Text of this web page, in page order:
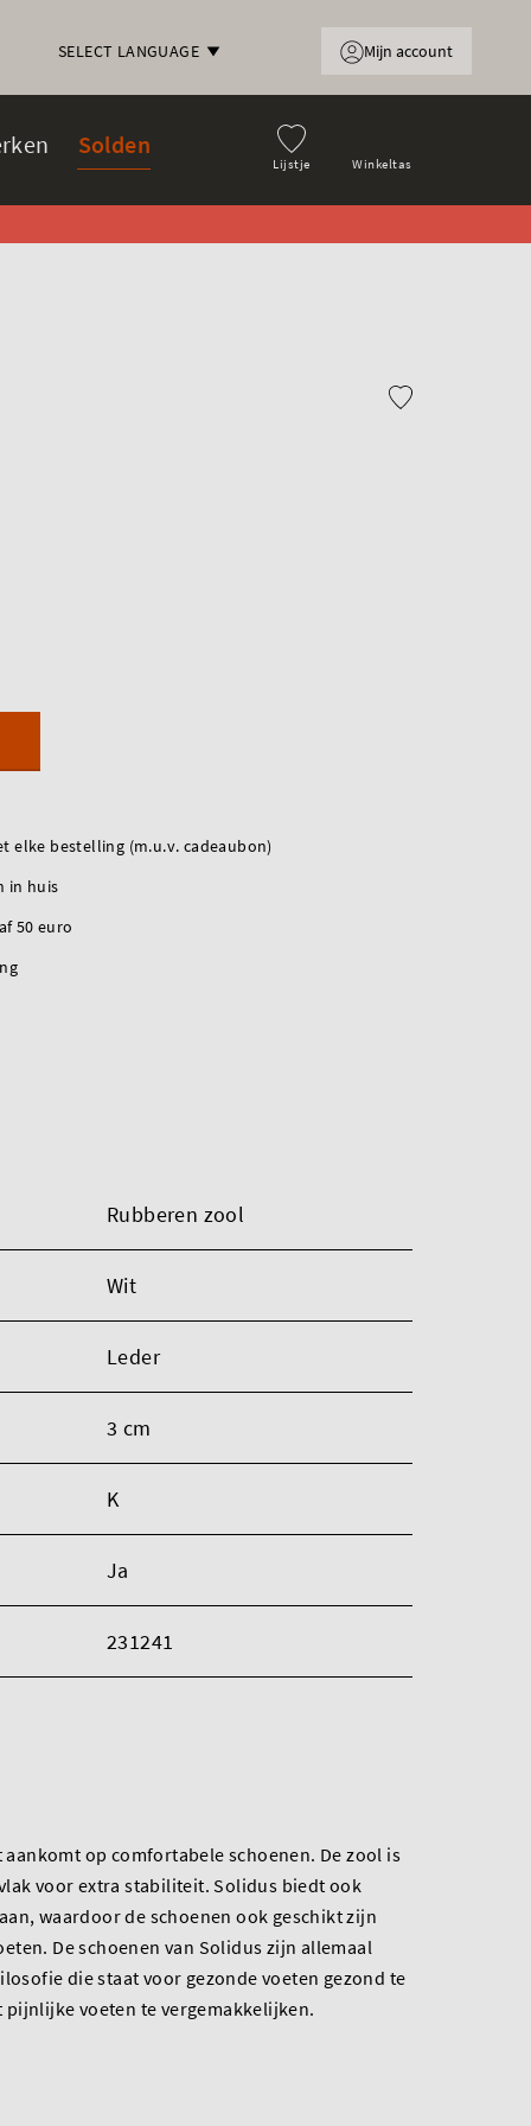
SELECT LANGUAGE
Lijstje Winkeltas
Solden
Mijn account
elke bestelling (m.u.v. cadeaubon)
in huis
50 euro
Rubberen zool
Wit
Leder
3 cm
K
Ja
231241
op comfortabele schoenen. De zool is
voor extra stabiliteit. Solidus biedt ook
waardoor de schoenen ook geschikt zijn
De schoenen van Solidus zijn allemaal
die staat voor gezonde voeten gezond te
voeten te vergemakkelijken.